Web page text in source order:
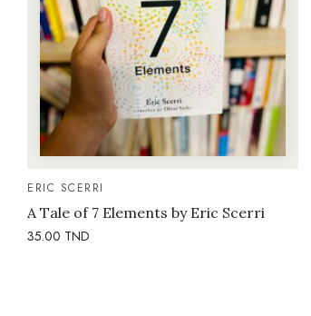
ERIC SCERRI
A Tale of 7 Elements by Eric Scerri
35.00 TND